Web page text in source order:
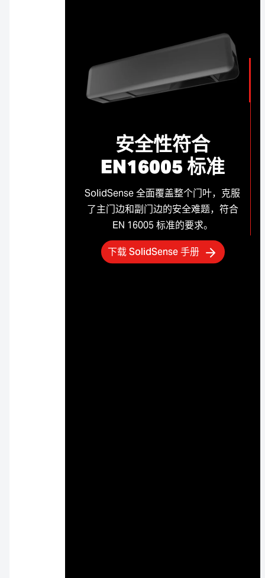
安全性符合
EN16005 标准
SolidSense 全面覆盖整个门叶，克服
了主门边和副门边的安全难题，符合
EN 16005 标准的要求。
下载 SolidSense 手册